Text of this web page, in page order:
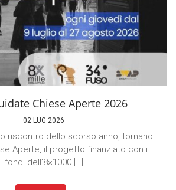
Chiese Aperte 2026
02 LUG 2026
riscontro dello scorso anno, tornano
Aperte, il progetto finanziato con i
fondi dell’8×1000 […]